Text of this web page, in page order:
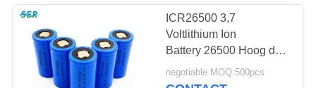
NIEUWS
VERZOEK
De Batterij van het
lithiumpolymeer
ICR26500 3,7
Voltlithium Ion
Battery 26500 Hoog de
Lossingstarief 10C van
2000mAh
negotiable MOQ:500pcs